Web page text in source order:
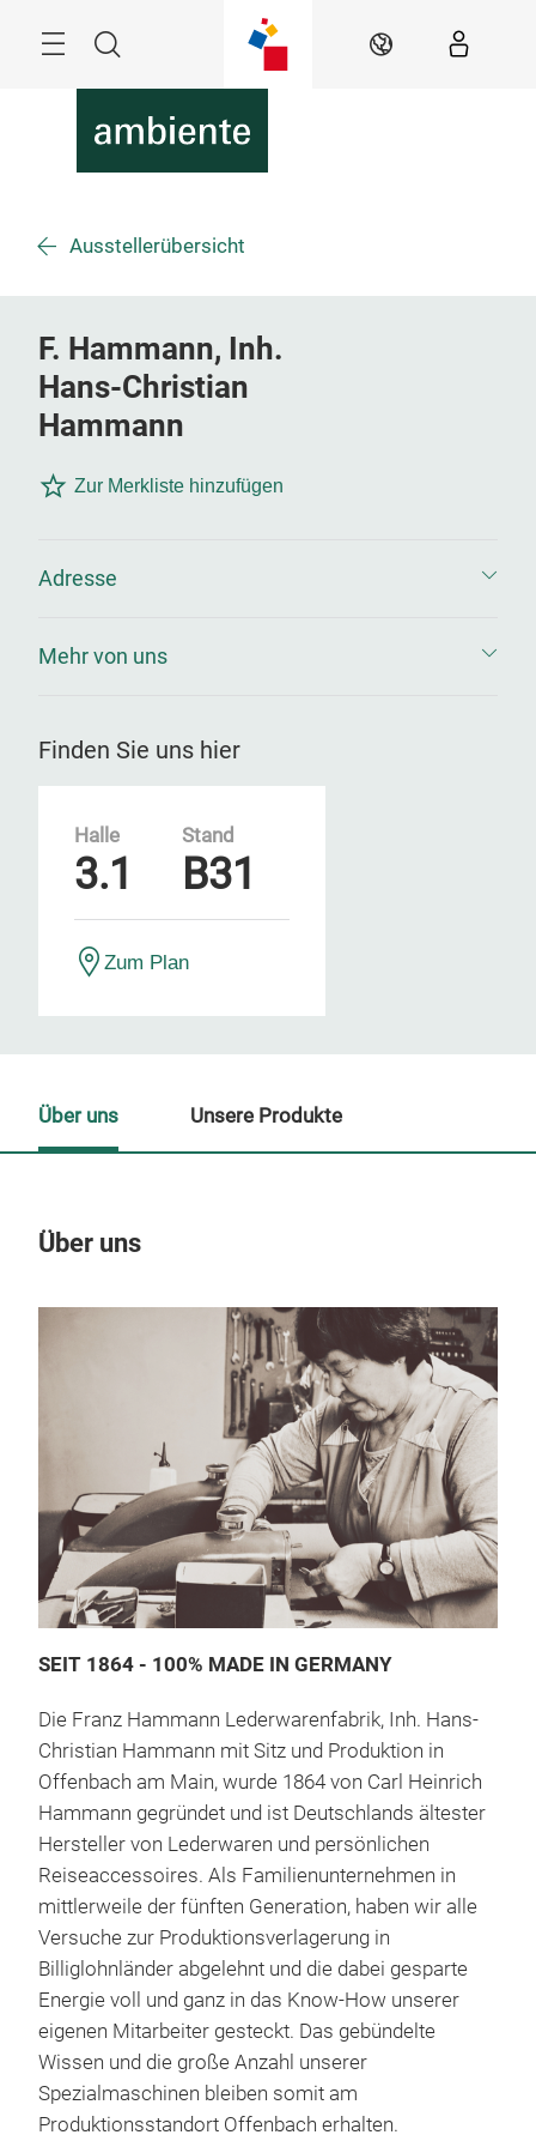
Suche DE
Ausstellerübersicht
F. Hammann, Inh.
Hans-Christian
Hammann
Zur Merkliste hinzufügen
Adresse
Mehr von uns
Finden Sie uns hier
Halle
3.1
Stand
B31
Zum Plan
Über uns
SEIT 1864 - 100% MADE IN GERMANY
Die Franz Hammann Lederwarenfabrik, Inh. Hans-
Christian Hammann mit Sitz und Produktion in
Offenbach am Main, wurde 1864 von Carl Heinrich
Hammann gegründet und ist Deutschlands ältester
Hersteller von Lederwaren und persönlichen
Reiseaccessoires. Als Familienunternehmen in
mittlerweile der fünften Generation, haben wir alle
Versuche zur Produktionsverlagerung in
Billiglohnländer abgelehnt und die dabei gesparte
Energie voll und ganz in das Know-How unserer
eigenen Mitarbeiter gesteckt. Das gebündelte
Wissen und die große Anzahl unserer
Spezialmaschinen bleiben somit am
Produktionsstandort Offenbach erhalten.
Über uns Unsere Produkte